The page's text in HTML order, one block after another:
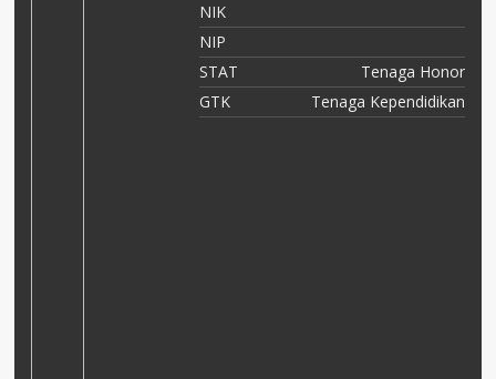
NIK
NIP
STAT
Tenaga Honor
GTK
Tenaga Kependidikan